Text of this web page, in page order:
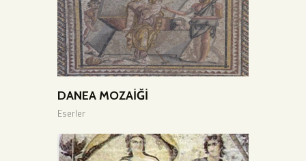
DANEA MOZAİĞİ
Eserler